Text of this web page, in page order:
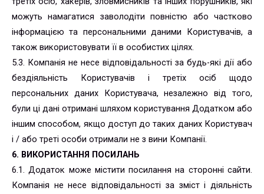
можуть намагатися заволодіти повністю або частково
інформацією та персональними даними Користувачів, а
також використовувати її в особистих цілях.
5.3. Компанія не несе відповідальності за будь-які дії або
бездіяльність Користувачів і третіх осіб щодо
персональних даних Користувача, незалежно від того,
були ці дані отримані шляхом користування Додатком або
іншим способом, якщо доступ до таких даних Користувач
і / або треті особи отримали не з вини Компанії.
6. ВИКОРИСТАННЯ ПОСИЛАНЬ
6.1. Додаток може містити посилання на сторонні сайти.
Компанія не несе відповідальності за зміст і діяльність